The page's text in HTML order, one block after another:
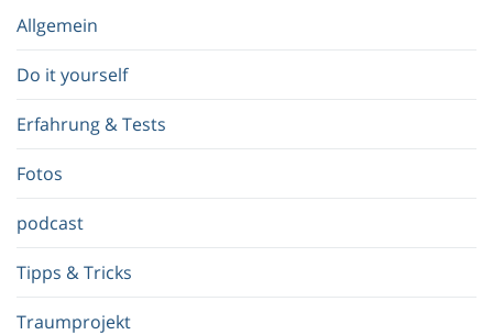
g
i
f
.
.
.
Allgemein
Do it yourself
Erfahrung & Tests
Fotos
podcast
Tipps & Tricks
Traumprojekt